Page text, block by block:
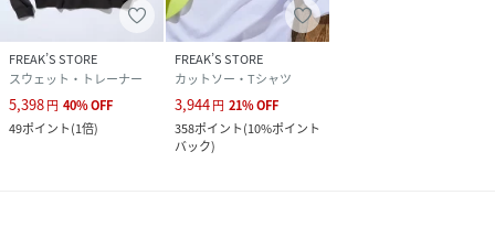
FREAK’S STORE
スウェット・トレーナー
5,398円 40%OFF
49ポイント(1倍)
FREAK’S STORE
カットソー・Tシャツ
3,944円 21%OFF
358ポイント(10%ポイント
バック)